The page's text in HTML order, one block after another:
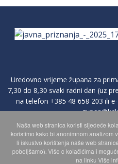
Uredovno vrijeme župana za
7,30 do 8,30 svaki radni dan (uz
na telefon +385 48 658 203 ili
POLITIKA ZAŠTITE
Naša web stranica koristi sljedeće
koristimo kako bi anonimnom analizom
li iskustvo korištenja naše web
poboljšamo). Više o kolačićima i
na linku Više